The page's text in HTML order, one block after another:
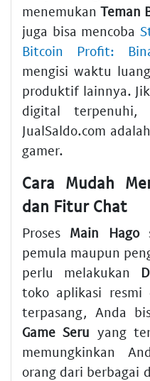
menemukan Teman
juga bisa mencoba
Bitcoin Profit:
mengisi waktu
produktif lainnya.
digital terpenuhi,
JualSaldo.com
gamer.
Cara Mudah
dan Fitur Chat
Proses Main Hago
pemula maupun
perlu melakukan
toko aplikasi resmi
terpasang, Anda
Game Seru yang
memungkinkan
orang dari berbagai